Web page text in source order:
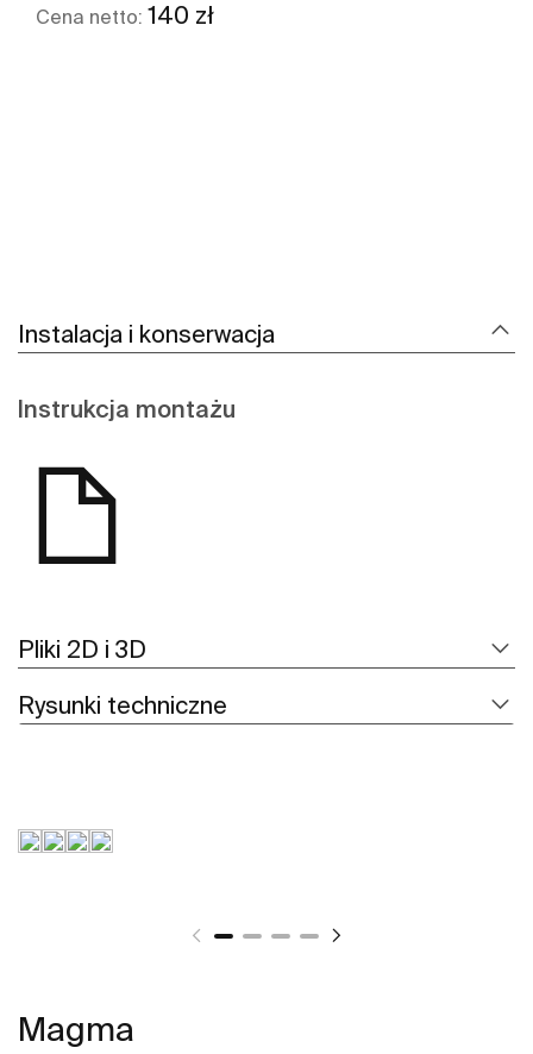
Cena netto: 140 zł
Instalacja i konserwacja
Instrukcja montażu
Pliki 2D i 3D
Rysunki techniczne
Magma